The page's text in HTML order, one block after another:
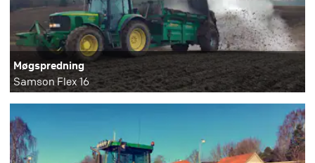
Møgspredning
Samson Flex 16